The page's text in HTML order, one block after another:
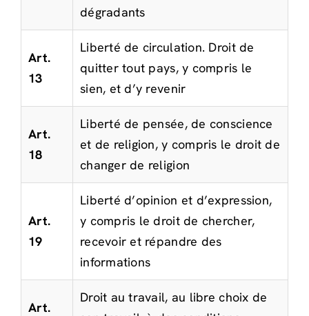
dégradants
Art.
13
Liberté de circulation. Droit de
quitter tout pays, y compris le
sien, et d’y revenir
Art.
18
Liberté de pensée, de conscience
et de religion, y compris le droit de
changer de religion
Art.
19
Liberté d’opinion et d’expression,
y compris le droit de chercher,
recevoir et répandre des
informations
Art.
Droit au travail, au libre choix de